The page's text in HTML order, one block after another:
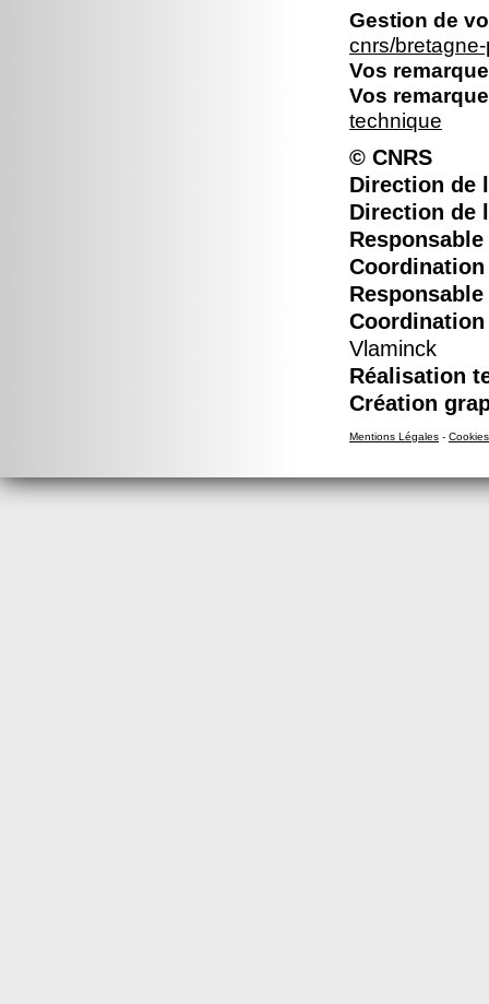
Gestion de
cnrs/
Vos
Vos
technique
© CNRS
Direction de
Direction de
Vlaminck
Réalisation
Création
Mentions Légales - Cookies